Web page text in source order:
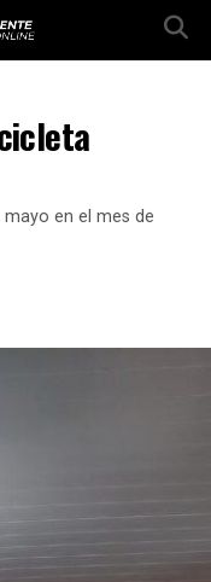
en el mes de